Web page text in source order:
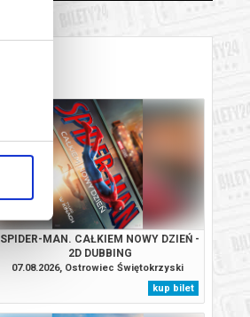
SPIDER-MAN. CAŁKIEM NOWY DZIEŃ -
2D DUBBING
07.08.2026, Ostrowiec Świętokrzyski
kup bilet